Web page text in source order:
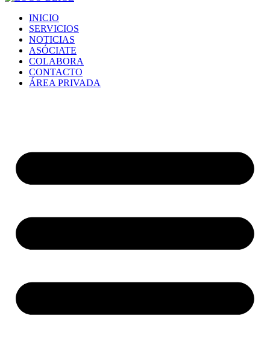
INICIO
SERVICIOS
NOTICIAS
ASÓCIATE
COLABORA
CONTACTO
ÁREA PRIVADA